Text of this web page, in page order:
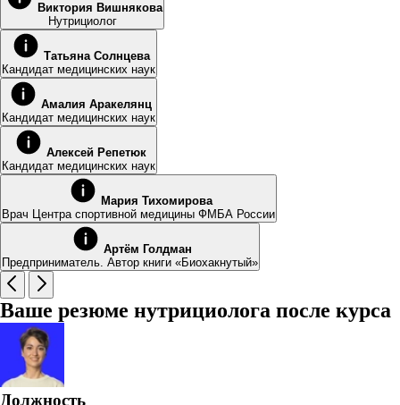
Виктория Вишнякова
Нутрициолог
Татьяна Солнцева
Кандидат медицинских наук
Амалия Аракелянц
Кандидат медицинских наук
Алексей Репетюк
Кандидат медицинских наук
Мария Тихомирова
Врач Центра спортивной медицины ФМБА России
Артём Голдман
Предприниматель. Автор книги «Биохакнутый»
Ваше резюме нутрициолога после курса
Должность